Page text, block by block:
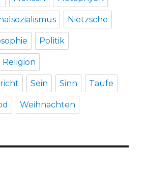
Nietzsche
Politik
Religion
Sein Sinn Taufe
Weihnachten